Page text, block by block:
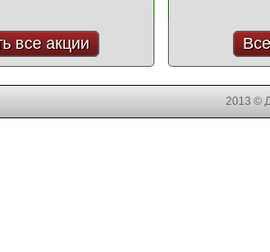
все акции
2013 ©